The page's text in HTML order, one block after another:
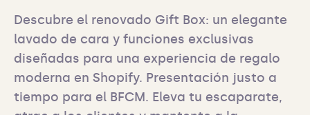
Descubre el renovado Gift Box: un elegante
lavado de cara y funciones exclusivas
diseñadas para una experiencia de regalo
moderna en Shopify. Presentación justo a
tiempo para el BFCM. Eleva tu escaparate,